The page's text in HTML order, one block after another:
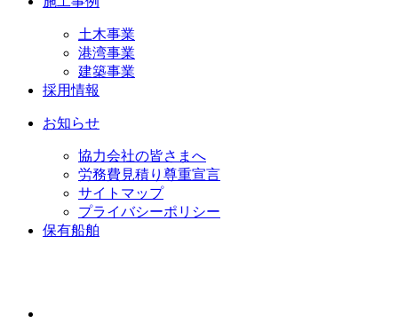
土木事業
港湾事業
建築事業
採用情報
お知らせ
協力会社の皆さまへ
労務費見積り尊重宣言
サイトマップ
プライバシーポリシー
保有船舶